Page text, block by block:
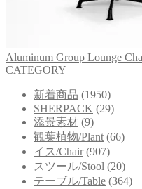
Aluminum Group Lounge
CATEGORY
新着商品 (1950)
SHERPACK (29)
添景素材 (9)
観葉植物/Plant (66)
イス/Chair (907)
スツール/Stool (20)
テーブル/Table (364)